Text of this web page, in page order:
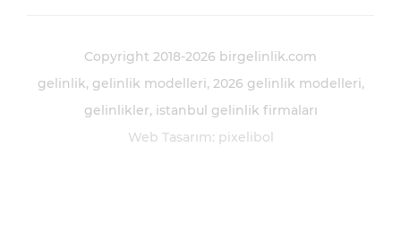
Copyright 2018-2026 birgelinlik.com
gelinlik gelinlik modelleri 2026 gelinlik modelleri
gelinlikler istanbul gelinlik firmaları
Web Tasarım: pixelibol